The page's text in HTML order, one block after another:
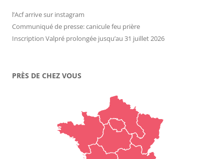
l’Acf arrive sur instagram
Communiqué de presse: canicule feu prière
Inscription Valpré prolongée jusqu’au 31 juillet 2026
PRÈS DE CHEZ VOUS